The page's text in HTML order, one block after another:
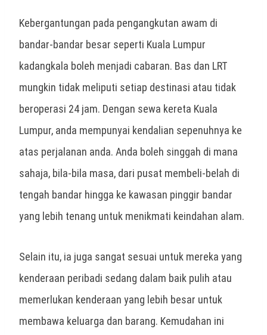
Kebergantungan pada pengangkutan awam di
bandar-bandar besar seperti Kuala Lumpur
kadangkala boleh menjadi cabaran. Bas dan LRT
mungkin tidak meliputi setiap destinasi atau tidak
beroperasi 24 jam. Dengan sewa kereta Kuala
Lumpur, anda mempunyai kendalian sepenuhnya ke
atas perjalanan anda. Anda boleh singgah di mana
sahaja, bila-bila masa, dari pusat membeli-belah di
tengah bandar hingga ke kawasan pinggir bandar
yang lebih tenang untuk menikmati keindahan alam.
Selain itu, ia juga sangat sesuai untuk mereka yang
kenderaan peribadi sedang dalam baik pulih atau
memerlukan kenderaan yang lebih besar untuk
membawa keluarga dan barang. Kemudahan ini